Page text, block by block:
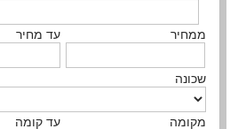
ממחיר עד מחיר
שכונה
מקומה עד קומה